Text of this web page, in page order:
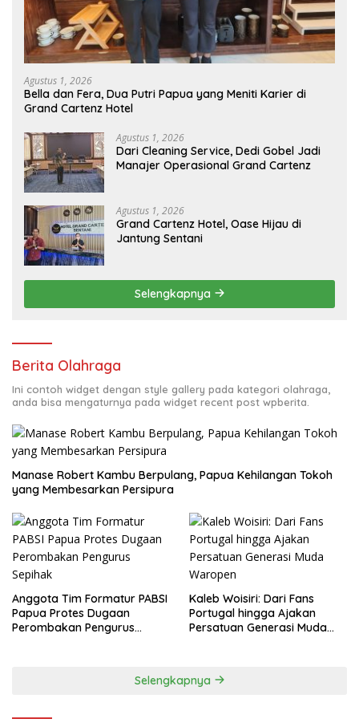
Agustus 1, 2026
Bella dan Fera, Dua Putri Papua yang Meniti Karier di
Grand Cartenz Hotel
Agustus 1, 2026
Dari Cleaning Service, Dedi Gobel Jadi
Manajer Operasional Grand Cartenz
Agustus 1, 2026
Grand Cartenz Hotel, Oase Hijau di
Jantung Sentani
Selengkapnya
Berita Olahraga
Ini contoh widget dengan style gallery pada kategori olahraga,
anda bisa mengaturnya pada widget recent post wpberita.
Manase Robert Kambu Berpulang, Papua Kehilangan Tokoh
yang Membesarkan Persipura
Anggota Tim Formatur PABSI
Papua Protes Dugaan
Perombakan Pengurus
Kaleb Woisiri: Dari Fans
Portugal hingga Ajakan
Persatuan Generasi Muda
Selengkapnya